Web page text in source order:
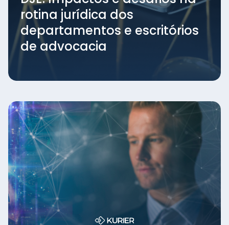
rotina jurídica dos
departamentos e escritórios
de advocacia